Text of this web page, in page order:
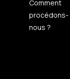
Comment
procédons-
nous ?